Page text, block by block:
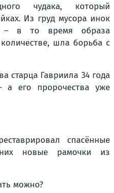
чудака, который
Из груд мусора инок
– в то время образа
шла борьба с
спасённые
новые рамочки из
можно?